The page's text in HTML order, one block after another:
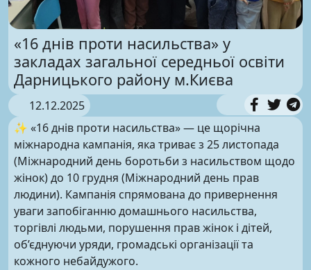
«16 днів проти насильства» у
закладах загальної середньої освіти
Дарницького району м.Києва
12.12.2025
✨ «16 днів проти насильства» — це щорічна
міжнародна кампанія, яка триває з 25 листопада
(Міжнародний день боротьби з насильством щодо
жінок) до 10 грудня (Міжнародний день прав
людини). Кампанія спрямована до привернення
уваги запобіганню домашнього насильства,
торгівлі людьми, порушення прав жінок і дітей,
об’єднуючи уряди, громадські організації та
кожного небайдужого.